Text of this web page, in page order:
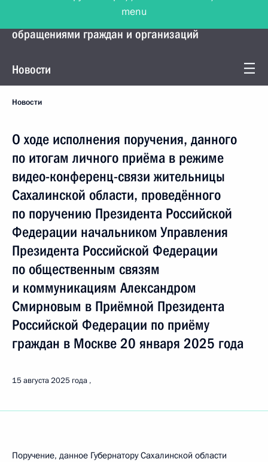
Управление Президента по работе с
обращениями граждан и организаций
Новости
Новости
О ходе исполнения поручения, данного
по итогам личного приёма в режиме
видео-конференц-связи жительницы
Сахалинской области, проведённого
по поручению Президента Российской
Федерации начальником Управления
Президента Российской Федерации
по общественным связям
и коммуникациям Александром
Смирновым в Приёмной Президента
Российской Федерации по приёму
граждан в Москве 20 января 2025 года
15 августа 2025 года
Поручение, данное Губернатору Сахалинской области
menu